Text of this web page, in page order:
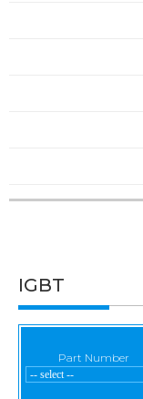
IGBT
Part Number